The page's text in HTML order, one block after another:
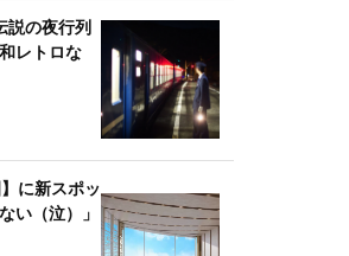
説の夜行列
レトロな
に新スポッ
い（泣）」